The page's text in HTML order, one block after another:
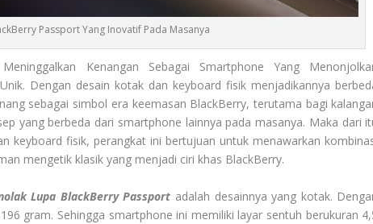
Passport Yang Inovatif Pada Masanya
Kenangan Sebagai Smartphone Yang
Dengan desain kotak dan keyboard fisik menjadikannya
sebagai simbol era keemasan BlackBerry, terutama bagi
yang berbeda dari smartphone lainnya pada masanya. Maka dari
keyboard fisik, perangkat ini bertujuan untuk menawarkan
mengetik klasik yang menjadi ciri khas BlackBerry.
Lupa BlackBerry Passport adalah desainnya yang kotak.
gram. Sehingga smartphone ini memiliki layar sentuh berukuran